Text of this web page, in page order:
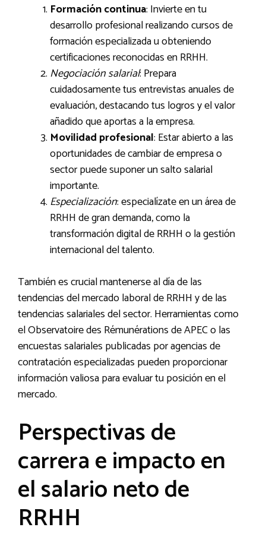
Formación continua: Invierte en tu
desarrollo profesional realizando cursos de
formación especializada u obteniendo
certificaciones reconocidas en RRHH.
Negociación salarial: Prepara
cuidadosamente tus entrevistas anuales de
evaluación, destacando tus logros y el valor
añadido que aportas a la empresa.
Movilidad profesional: Estar abierto a las
oportunidades de cambiar de empresa o
sector puede suponer un salto salarial
importante.
Especialización: especialízate en un área de
RRHH de gran demanda, como la
transformación digital de RRHH o la gestión
internacional del talento.
También es crucial mantenerse al día de las
tendencias del mercado laboral de RRHH y de las
tendencias salariales del sector. Herramientas como
el Observatoire des Rémunérations de APEC o las
encuestas salariales publicadas por agencias de
contratación especializadas pueden proporcionar
información valiosa para evaluar tu posición en el
mercado.
Perspectivas de
carrera e impacto en
el salario neto de
RRHH